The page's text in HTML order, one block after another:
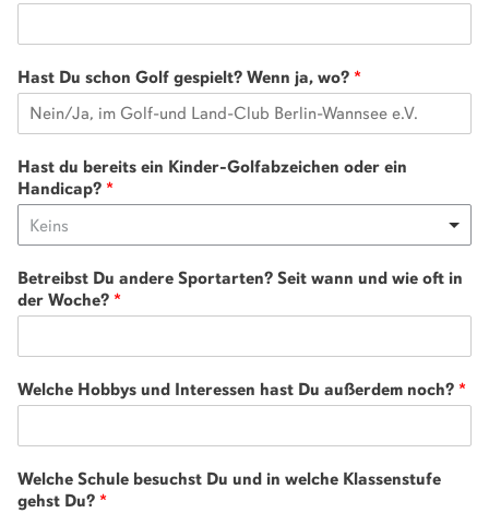
Hast Du schon Golf gespielt? Wenn ja, wo? *
Hast du bereits ein Kinder-Golfabzeichen oder ein
Handicap? *
Keins
Betreibst Du andere Sportarten? Seit wann und wie oft in
der Woche? *
Welche Hobbys und Interessen hast Du außerdem noch? *
Welche Schule besuchst Du und in welche Klassenstufe
gehst Du? *